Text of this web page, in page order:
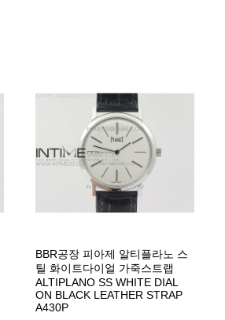
BBR공장 피아제 알티플라노 스
틸 화이트다이얼 가죽스트랩
ALTIPLANO SS WHITE DIAL
ON BLACK LEATHER STRAP
A430P